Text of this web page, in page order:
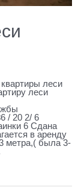
леси
леси
/ 20 2/ 6
6 Сдана
в аренду
метра,( была 3-